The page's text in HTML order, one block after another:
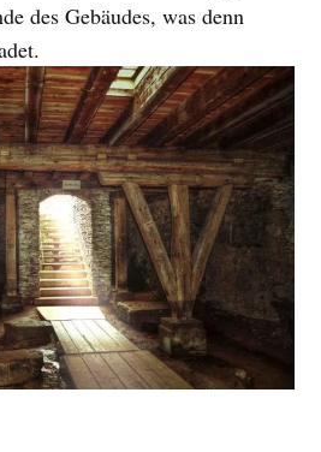
des Gebäudes, was denn